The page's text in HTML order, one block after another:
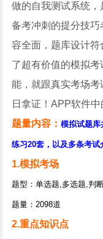
做的自我测试系统，
备考冲刺的提分技
容全面，题库设计
了超有价值的模拟
能，就跟真实考场
日拿证！APP软件
题量内容：模拟试题库
练习20套，以及多条考试
1.模拟考场
题型：单选题,多选题,判
题量：2098道
2.重点知识点